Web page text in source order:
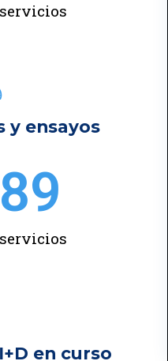
y ensayos
en curso